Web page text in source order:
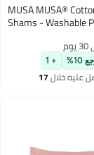
MUSA MUSA®
Shams -
Sofa Cushions,
Decor | Hotel
with Envelope
Frame (2,
خلال17